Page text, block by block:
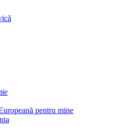
pentru mine